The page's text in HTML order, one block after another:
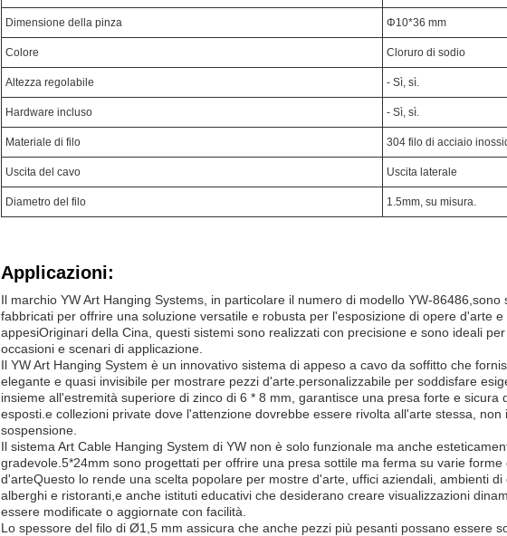
Dimensione della pinza Φ10*36 mm
Colore Cloruro di sodio
Altezza regolabile - Sì, sì.
Hardware incluso - Sì, sì.
Materiale di filo 304 filo di acciaio
Uscita del cavo Uscita laterale
Diametro del filo 1.5mm, su misura.
Applicazioni:
Il marchio YW Art Hanging Systems, in particolare il numero di modello YW-86486,sono
fabbricati per offrire una soluzione versatile e robusta per l'esposizione di opere d'arte e
appesiOriginari della Cina, questi sistemi sono realizzati con precisione e sono ideali
occasioni e scenari di applicazione.
Il YW Art Hanging System è un innovativo sistema di appeso a cavo da soffitto che
elegante e quasi invisibile per mostrare pezzi d'arte.personalizzabile per soddisfare
insieme all'estremità superiore di zinco di 6 * 8 mm, garantisce una presa forte e sicura
esposti.e collezioni private dove l'attenzione dovrebbe essere rivolta all'arte stessa, non
sospensione.
Il sistema Art Cable Hanging System di YW non è solo funzionale ma anche
gradevole.5*24mm sono progettati per offrire una presa sottile ma ferma su varie forme
d'arteQuesto lo rende una scelta popolare per mostre d'arte, uffici aziendali, ambienti di
alberghi e ristoranti,e anche istituti educativi che desiderano creare visualizzazioni
essere modificate o aggiornate con facilità.
Lo spessore del filo di Ø1,5 mm assicura che anche pezzi più pesanti possano essere